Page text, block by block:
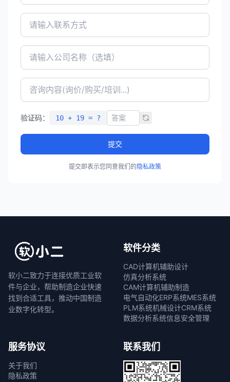
验证码： 10 + 19 = ?
提交
提交即表示您同意我们的隐私政策
软小二致力于连接优质工业软
件与企业，帮助制造企业快速
找到合适工具，推动中国制造
业数字化转型。
软件分类
CAD计算机辅助设计
仿真分析系统
CAM计算机辅助制造
电气自动化ERP系统MES系统
PLM系统机械设计CRM系统
数据分析系统信息安全管理
服务协议
关于我们
隐私政策
联系我们